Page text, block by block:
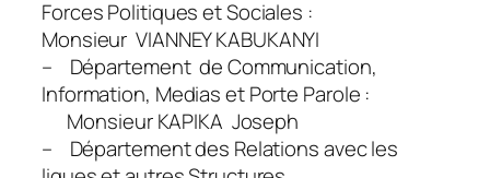
Forces Politiques et Sociales :
Monsieur VIANNEY KABUKANYI
– Département de Communication,
Information, Medias et Porte Parole :
Monsieur KAPIKA Joseph
– Département des Relations avec les